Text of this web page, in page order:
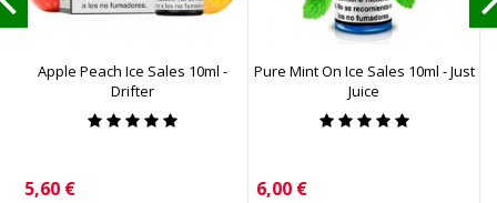
Apple Peach Ice Sales 10ml -
Drifter
Precio
5,60 €
Pure Mint On Ice Sales 10ml - Just
Juice
Precio
6,00 €